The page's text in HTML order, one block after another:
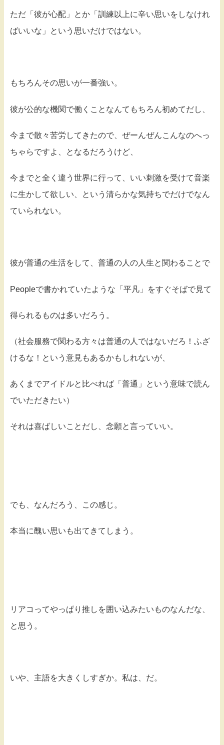
ただ「彼が心配」とか「訓練以上に辛い思いをしなけれ
ばいいな」という思いだけではない。
もちろんその思いが一番強い。
彼が公的な機関で働くことなんてもちろん初めてだし、
今まで散々苦労してきたので、ぜーんぜんこんなのへっ
ちゃらですよ、となるだろうけど、
今までと全く違う世界に行って、いい刺激を受けて音楽
に生かして欲しい、という清らかな気持ちでだけでなん
ていられない。
彼が普通の生活をして、普通の人の人生と関わることで
Peopleで書かれていたような「平凡」をすぐそばで見て
得られるものは多いだろう。
（社会服務で関わる方々は普通の人ではないだろ！ふざ
けるな！という意見もあるかもしれないが、
あくまでアイドルと比べれば「普通」という意味で読ん
でいただきたい）
それは喜ばしいことだし、念願と言っていい。
でも、なんだろう、この感じ。
本当に醜い思いも出てきてしまう。
リアコってやっぱり推しを囲い込みたいものなんだな、
と思う。
いや、主語を大きくしすぎか。私は、だ。